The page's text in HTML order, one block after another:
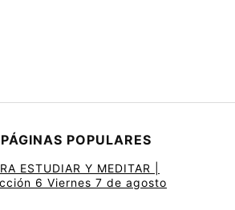
POPULARES
ESTUDIAR Y MEDITAR |
6 Viernes 7 de agosto